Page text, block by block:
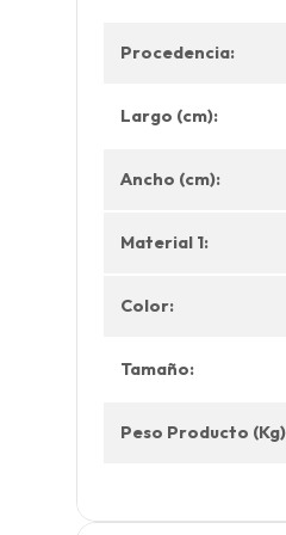
Procedencia:
Largo (cm):
Ancho (cm):
Material 1:
Color:
Tamaño:
Peso Producto